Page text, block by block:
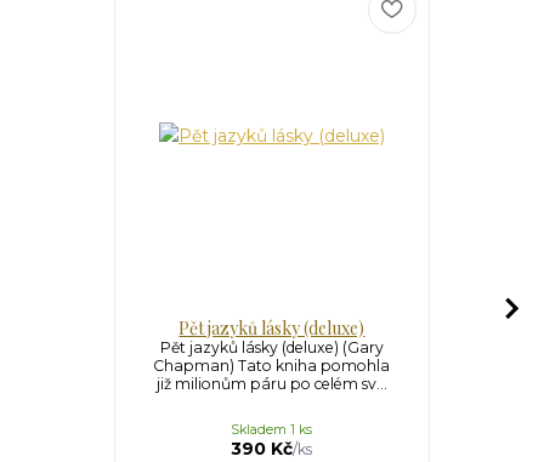
Pět jazyků lásky (deluxe)
Pět jazyků lásky (deluxe) (Gary
Chapman) Tato kniha pomohla
již milionům páru po celém sv...
390 Kč/ks
Skladem 1 ks